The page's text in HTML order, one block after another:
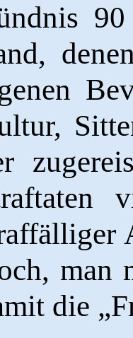
man
die